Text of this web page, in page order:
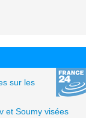
sur les
et Soumy visées